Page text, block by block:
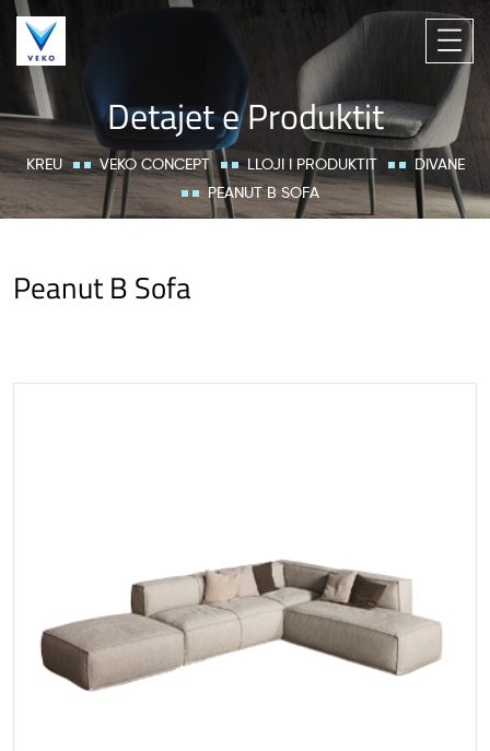
Detajet e Produktit
KREU VEKO CONCEPT LLOJI I PRODUKTIT
DIVANE
PEANUT B SOFA
Peanut B Sofa